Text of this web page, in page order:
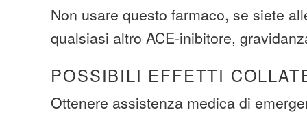
Non usare questo farmaco, se siete
qualsiasi altro ACE-inibitore,
POSSIBILI EFFETTI
Ottenere assistenza medica di